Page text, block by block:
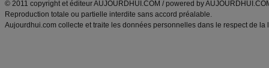
© 2011 copyright et éditeur AUJOURDHUI.COM / powered by
Reproduction totale ou partielle interdite sans accord préalable.
Aujourdhui.com collecte et traite les données personnelles dans le respect de